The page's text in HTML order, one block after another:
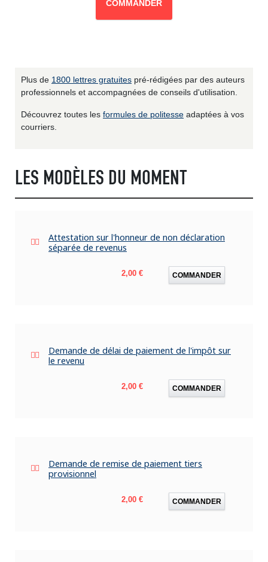
COMMANDER
Plus de 1800 lettres gratuites pré-rédigées par des auteurs
professionnels et accompagnées de conseils d'utilisation.
Découvrez toutes les formules de politesse adaptées à vos
courriers.
LES MODÈLES DU MOMENT
Attestation sur l'honneur de non déclaration
séparée de revenus
Prix
2,00 € COMMANDER
Demande de délai de paiement de l'impôt sur
le revenu
Prix
2,00 € COMMANDER
Demande de remise de paiement tiers
provisionnel
Prix
2,00 € COMMANDER